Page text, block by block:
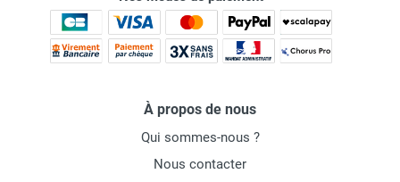
À propos de nous
Qui sommes-nous ?
Nous contacter